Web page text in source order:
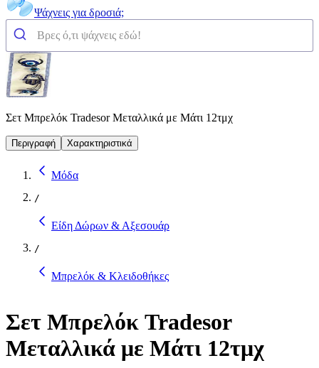
Ψάχνεις για δροσιά;
Σετ Μπρελόκ Tradesor Μεταλλικά με Μάτι 12τμχ
Περιγραφή Χαρακτηριστικά
Μόδα
/
Είδη Δώρων & Αξεσουάρ
/
Μπρελόκ & Κλειδοθήκες
Σετ Μπρελόκ Tradesor
Μεταλλικά με Μάτι 12τμχ